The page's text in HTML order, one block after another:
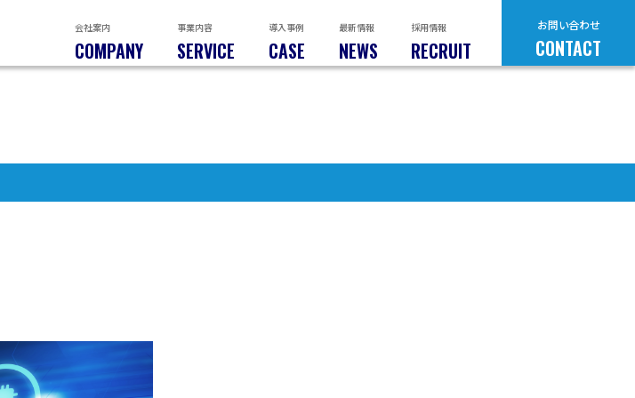
会社案内
COMPANY
事業内容
SERVICE
導入事例
CASE
最新情報
NEWS
採用情報
RECRUIT
お問い合わせ
CONTACT